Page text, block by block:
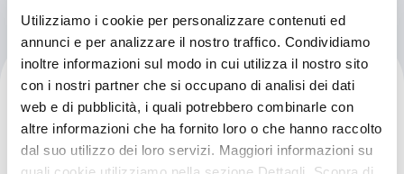
Utilizziamo i cookie per personalizzare contenuti ed
annunci e per analizzare il nostro traffico. Condividiamo
inoltre informazioni sul modo in cui utilizza il nostro sito
con i nostri partner che si occupano di analisi dei dati
web e di pubblicità, i quali potrebbero combinarle con
altre informazioni che ha fornito loro o che hanno raccolto
dal suo utilizzo dei loro servizi. Maggiori informazioni su
Cmd Centro Medico
Diagnostico Srl
Via Fratelli Rosselli 24